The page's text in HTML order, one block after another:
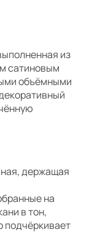
из
сатиновым
объёмными
держащая
на
в тон,
подчёркивает